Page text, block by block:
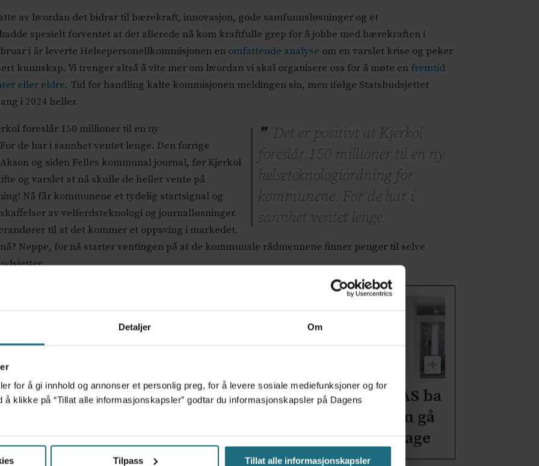
Detaljer Om
for å gi innhold og annonser et personlig preg, for å levere sosiale mediefunksjoner og for
å klikke på “Tillat alle informasjonskapsler” godtar du informasjonskapsler på Dagens
Tilpass Tillat alle informasjonskapsler
av hvordan det bidrar til bærekraft, innovasjon, gode samfunnsløsninger og et
spesielt forventet at det allerede nå kom kraftfulle grep for å jobbe med bærekraften i
i år leverte Helsepersonellkommisjonen en omfattende analyse om en varslet krise og peker
kunnskap. Vi trenger altså å vite mer om hvordan vi skal organisere oss for å møte en fremtid
eller eldre. Tid for handling kalte kommisjonen meldingen sin, men ifølge Statsbudsjettet
i 2024 heller.
Det er positivt at Kjerkol
foreslår 150 millioner til en ny
helseteknologiordning for
kommunene. For de har i
sannhet ventet lenge.
foreslår 150 millioner til en ny
de har i sannhet ventet lenge. Den forrige
og siden Felles kommunal journal, før Kjerkol
og varslet at nå skulle de heller vente på
Nå får kommunene et tydelig startsignal og
av velferdsteknologi og journalløsninger.
til at det kommer et oppsving i markedet.
Neppe, for nå starter ventingen på at de kommunale rådmennene finner penger til selve
Helseplattformen AS ba
St. Olavs-direktøren gå
ut offentlig og beklage
var at det skal bevilges 104 millioner
Det er ingen tvil om at det er
hedres den som hedres bør, for disse pengene
og ikke fra HOD. Vi er glade over
men dette er ikke “nye penger”. Vi er
tas fra rammene som tidligere ble brukt til
i regionale forskningsfond, som har vært en
Staten gir, og staten tar. (Og noen
er en krevende sjanger, og det er umulig å gjøre